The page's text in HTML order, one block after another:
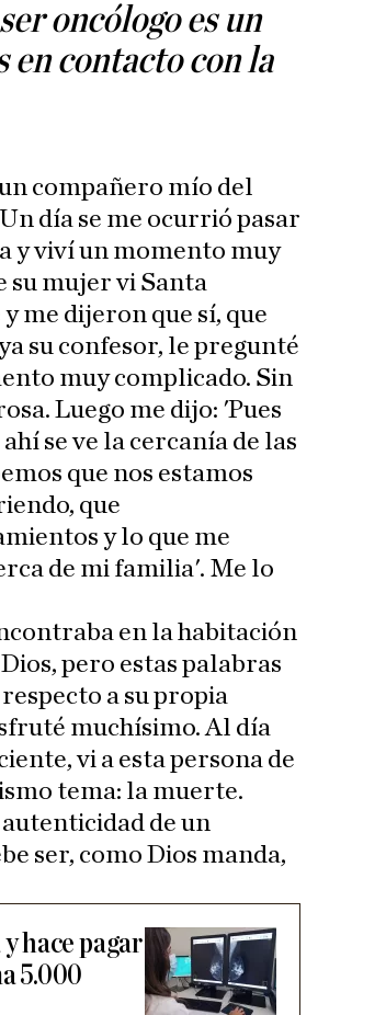
oncólogo es un
contacto con la
compañero mío del
día se me ocurrió pasar
y viví un momento muy
su mujer vi Santa
me dijeron que sí, que
su confesor, le pregunté
muy complicado. Sin
Luego me dijo: 'Pues
se ve la cercanía de las
que nos estamos
que
y lo que me
de mi familia'. Me lo
en la habitación
pero estas palabras
a su propia
muchísimo. Al día
vi a esta persona de
tema: la muerte.
autenticidad de un
ser, como Dios manda,
hace pagar
5.000